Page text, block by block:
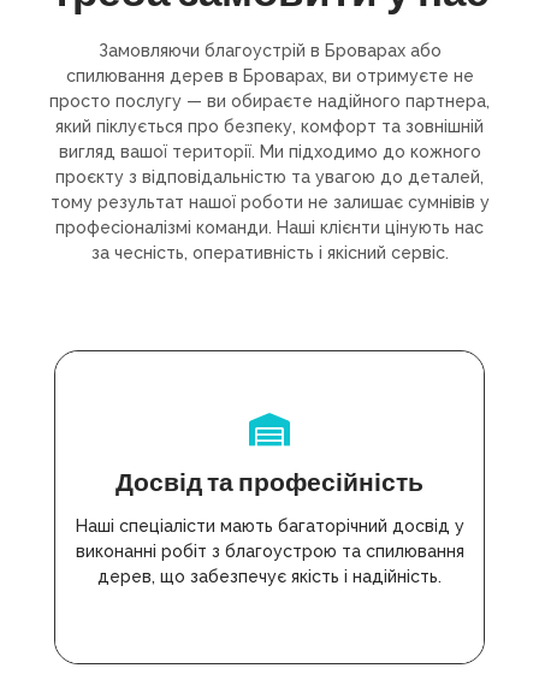
Замовляючи благоустрій в Броварах або
спилювання дерев в Броварах, ви отримуєте не
просто послугу — ви обираєте надійного партнера,
який піклується про безпеку, комфорт та зовнішній
вигляд вашої території. Ми підходимо до кожного
проєкту з відповідальністю та увагою до деталей,
тому результат нашої роботи не залишає сумнівів у
професіоналізмі команди. Наші клієнти цінують нас
за чесність, оперативність і якісний сервіс.
Досвід та професійність
Наші спеціалісти мають багаторічний досвід у
виконанні робіт з благоустрою та спилювання
дерев, що забезпечує якість і надійність.